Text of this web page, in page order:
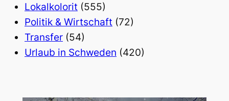
Lokalkolorit (555)
Politik & Wirtschaft (72)
Transfer (54)
Urlaub in Schweden (420)